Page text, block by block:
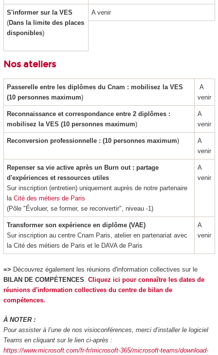
S'informer sur la VES
(Dans la limite des places
disponibles)
A venir
Nos ateliers
Passerelle entre les diplômes du Cnam : mobilisez la VES
(10 personnes maximum)
A
venir
Reconnaissance et correspondance entre 2 diplômes :
mobilisez la VES (10 personnes maximum)
A
venir
Reconversion professionnelle : (10 personnes maximum)
A
venir
Repenser sa vie active après un Burn out : partage
d'expériences et ressources utiles
Sur inscription (entretien) uniquement auprès de notre partenaire
la Cité des métiers de Paris
(Pôle "Évoluer, se former, se reconvertir", niveau -1)
A
venir
Transformer son expérience en diplôme (VAE)
Sur inscription au centre Cnam Paris, atelier en partenariat avec
la Cité des métiers de Paris et le DAVA de Paris
A
venir
=> Découvrez également les réunions d'information collectives sur le
BILAN DE COMPÉTENCES Cliquez ici pour connaître les dates de
réunions d'information collectives du centre de bilan de
compétences.
À NOTER :
Pour assister à l’une de nos visioconférences, merci d’installer le logiciel
Teams en cliquant sur le lien ci-après :
https://www.microsoft.com/fr-fr/microsoft-365/microsoft-teams/download-